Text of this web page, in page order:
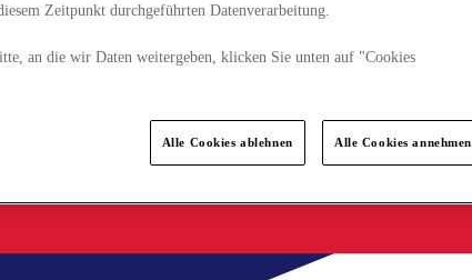
Zeitpunkt durchgeführten Datenverarbeitung.
an die wir Daten weitergeben, klicken Sie unten auf "Cookies
Alle Cookies ablehnen Alle Cookies annehmen